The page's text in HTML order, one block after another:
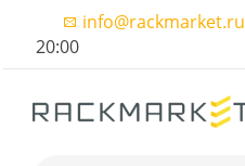
info@rackmarket.ru
20:00